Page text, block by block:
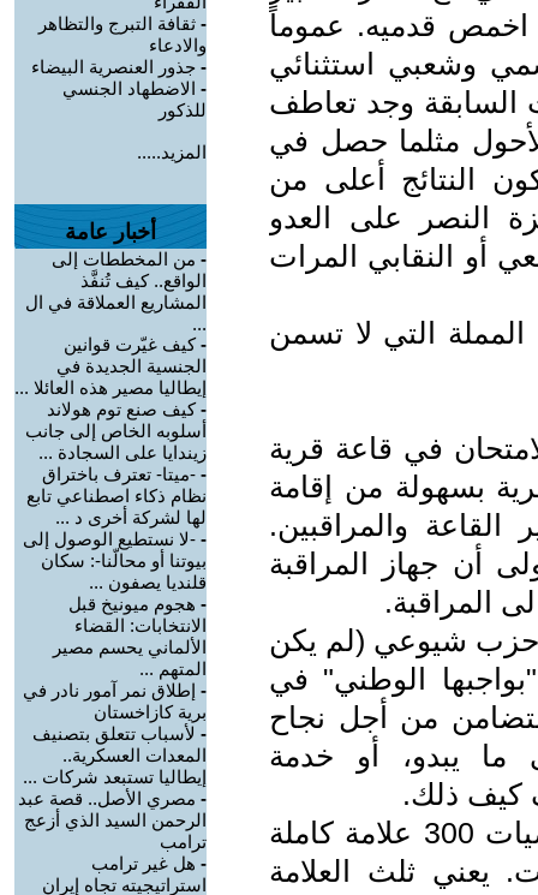
اخمص قدميه. عموماً
وشعبي استثنائي
السابقة وجد تعاطف
مثلما حصل في
شارون للضفة سنة 2003 تكون النتائج أعلى من
النصر على العدو
أو النقابي المرات
التي لا تسمن
في قاعة قرية
بسهولة من إقامة
والمراقبين.
أن جهاز المراقبة
المراقبة.
حزب شيوعي (لم يكن
الوطني" في
من أجل نجاح
ما يبدو، أو خدمة
كيف ذلك.
كنت في الفرع العلمي، علامة الرياضيات 300 علامة كاملة
يعني ثلث العلامة
- ثقافة التبرج والتظاهر
والادعاء
- جذور العنصرية البيضاء
- الاضطهاد الجنسي
للذكور
المزيد.....
أخبار عامة
- من المخططات إلى
الواقع.. كيف تُنفَّذ
المشاريع العملاقة في ال
...
-كيف غيّرت قوانين
الجنسية الجديدة في
إيطاليا مصير هذه العائلا ...
-كيف صنع توم هولاند
أسلوبه الخاص إلى جانب
زيندايا على السجادة ...
- -ميتا- تعترف باختراق
نظام ذكاء اصطناعي تابع
لها لشركة أخرى د ...
- -لا نستطيع الوصول إلى
بيوتنا أو محالّنا-: سكان
قلنديا يصفون ...
- هجوم ميونيخ قبل
الانتخابات: القضاء
الألماني يحسم مصير
المتهم ...
- إطلاق نمر آمور نادر في
برية كازاخستان
- لأسباب تتعلق بتصنيف
المعدات العسكرية..
إيطاليا تستبعد شركات ...
- مصري الأصل.. قصة عبد
الرحمن السيد الذي أزعج
ترامب
- هل غير ترامب
استراتيجيته تجاه إيران